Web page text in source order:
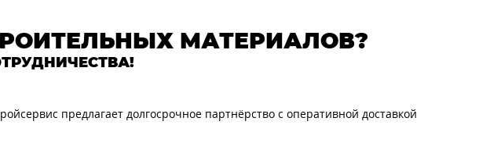
МАТЕРИАЛОВ?
предлагает долгосрочное партнёрство с оперативной доставкой